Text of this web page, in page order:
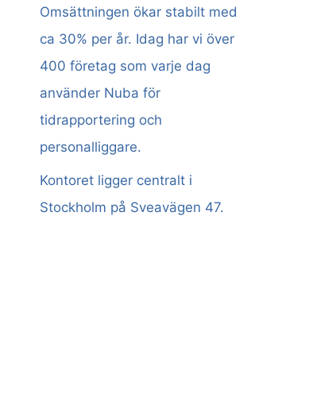
Omsättningen ökar stabilt med
ca 30% per år. Idag har vi över
400 företag som varje dag
använder Nuba för
tidrapportering och
personalliggare.
Kontoret ligger centralt i
Stockholm på Sveavägen 47.